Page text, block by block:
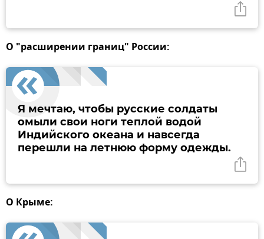
О "расширении границ" России:
Я мечтаю, чтобы русские солдаты
омыли свои ноги теплой водой
Индийского океана и навсегда
перешли на летнюю форму одежды.
О Крыме: